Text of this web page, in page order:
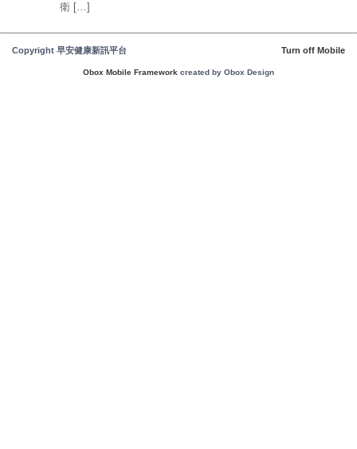
衛 […]
Copyright 早安健康新訊平台 Turn off Mobile
Obox Mobile Framework created by Obox Design